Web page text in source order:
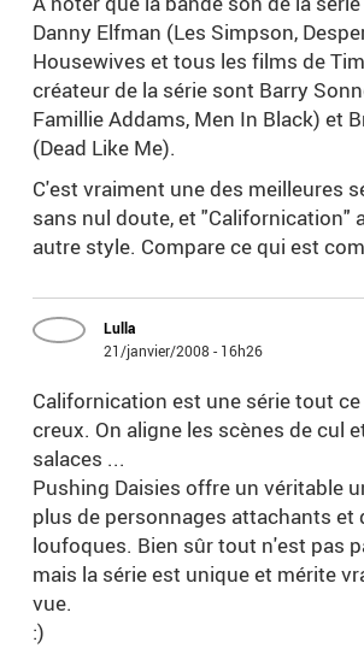
Danny Elfman (Les Simpson,
Housewives et tous les films de
créateur de la série sont Barry
Famillie Addams, Men In Black) et
(Dead Like Me).
C'est vraiment une des meilleures
sans nul doute, et "Californication"
autre style. Compare ce qui est
Lulla
21/janvier/2008 - 16h26
Californication est une série tout
creux. On aligne les scènes de cul
salaces ...
Pushing Daisies offre un véritable
plus de personnages attachants et
loufoques. Bien sûr tout n'est pas
mais la série est unique et mérite
vue.
:)